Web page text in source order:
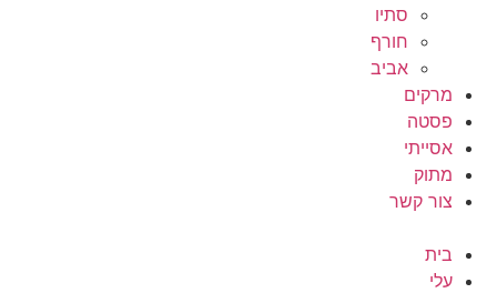
סתיו
חורף
אביב
מרקים
פסטה
אסייתי
מתוק
צור קשר
בית
עלי